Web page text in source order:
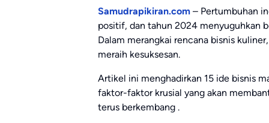
Samudrapikiran.com – Pertumbuhan
positif, dan tahun 2024 menyuguhkan
Dalam merangkai rencana bisnis
meraih kesuksesan.
Artikel ini menghadirkan 15 ide bisnis
faktor-faktor krusial yang akan
terus berkembang .